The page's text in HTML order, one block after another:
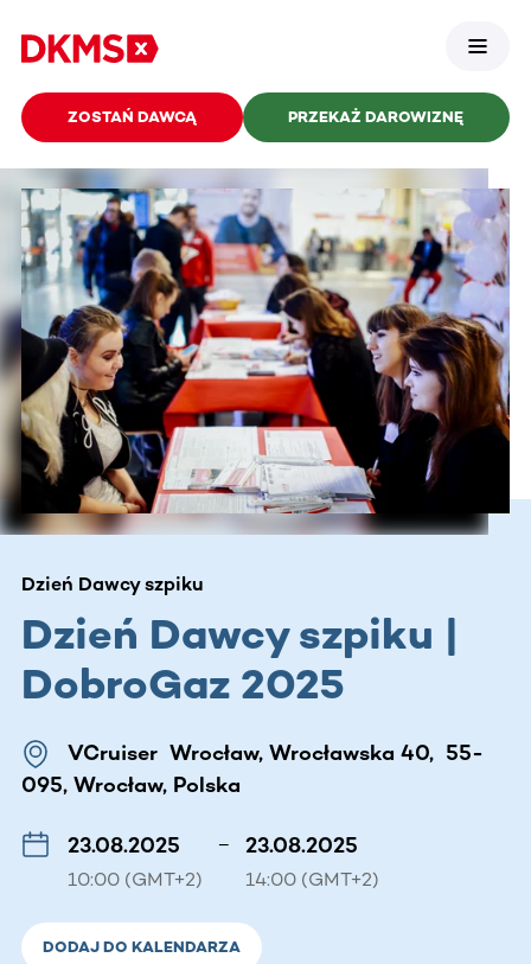
ZOSTAŃ DAWCĄ PRZEKAŻ DAROWIZNĘ
Dzień Dawcy szpiku
Dzień Dawcy szpiku |
DobroGaz 2025
VCruiser Wrocław, Wrocławska 40, 55-
095, Wrocław, Polska
23.08.2025
10:00 (GMT+2)
– 23.08.2025
14:00 (GMT+2)
DODAJ DO KALENDARZA